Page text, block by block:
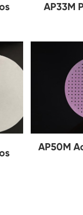
AP33M
AP50M